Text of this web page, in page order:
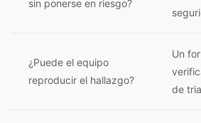
sin ponerse en riesgo?
¿Puede el equipo
reproducir el hallazgo?
Un
de